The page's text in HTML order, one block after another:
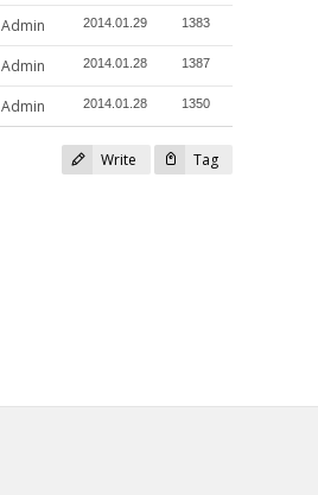
Admin 2014.01.29 1383
Admin 2014.01.28 1387
Admin 2014.01.28 1350
Write Tag